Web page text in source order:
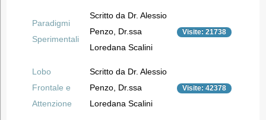
Paradigmi
Sperimentali
Scritto da Dr. Alessio
Penzo, Dr.ssa
Loredana Scalini
Visite: 21738
Lobo
Frontale e
Attenzione
Scritto da Dr. Alessio
Penzo, Dr.ssa
Loredana Scalini
Visite: 42378